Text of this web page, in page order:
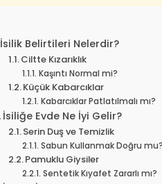
İsilik Belirtileri Nelerdir?
Ciltte Kızarıklık
Kaşıntı Normal mi?
Küçük Kabarcıklar
Kabarcıklar Patlatılmalı mı?
İsiliğe Evde Ne İyi Gelir?
Serin Duş ve Temizlik
Sabun Kullanmak Doğru
Pamuklu Giysiler
Sentetik Kıyafet Zararlı mı?